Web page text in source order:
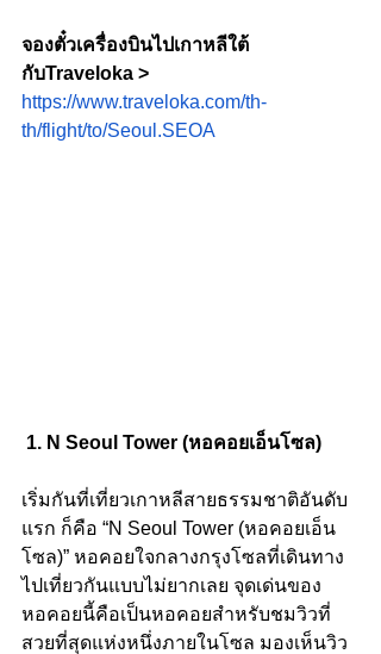
จองตั๋วเครื่องบินไปเกาหลีใต้
กับTraveloka >
https://www.traveloka.com/th-
th/flight/to/Seoul.SEOA
1. N Seoul Tower (หอคอยเอ็นโซล)
เริ่มกันที่เที่ยวเกาหลีสายธรรมชาติอันดับ
แรก ก็คือ “N Seoul Tower (หอคอยเอ็น
โซล)” หอคอยใจกลางกรุงโซลที่เดินทาง
ไปเที่ยวกันแบบไม่ยากเลย จุดเด่นของ
หอคอยนี้คือเป็นหอคอยสำหรับชมวิวที่
สวยที่สุดแห่งหนึ่งภายในโซล มองเห็นวิว